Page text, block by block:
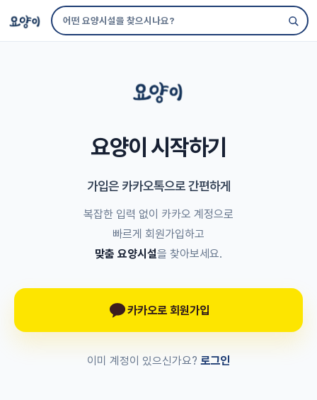
요양이 시작하기
가입은 카카오톡으로 간편하게
복잡한 입력 없이 카카오 계정으로
빠르게 회원가입하고
맞춤 요양시설을 찾아보세요.
카카오로 회원가입
이미 계정이 있으신가요? 로그인